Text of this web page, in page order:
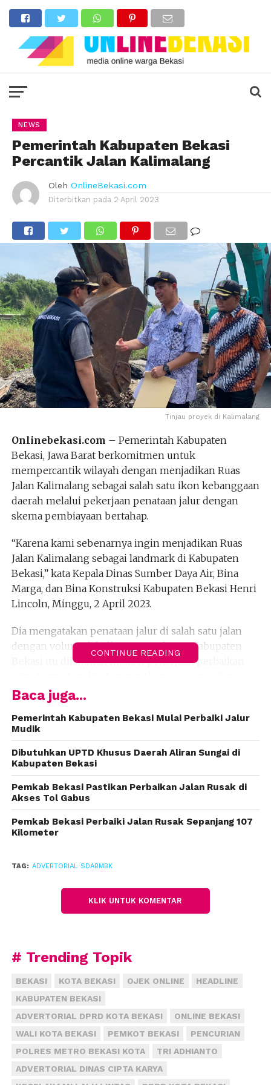
NEWS
Pemerintah Kabupaten Bekasi
Percantik Jalan Kalimalang
Oleh OnlineBekasi.com
Diterbitkan pada 2 April 2023
Tinjau proyek di Kalimalang
Onlinebekasi.com – Pemerintah Kabupaten
Bekasi, Jawa Barat berkomitmen untuk
mempercantik wilayah dengan menjadikan Ruas
Jalan Kalimalang sebagai salah satu ikon kebanggaan
daerah melalui pekerjaan penataan jalur dengan
skema pembiayaan bertahap.
“Karena kami sebenarnya ingin menjadikan Ruas
Jalan Kalimalang sebagai landmark di Kabupaten
Bekasi,” kata Kepala Dinas Sumber Daya Air, Bina
Marga, dan Bina Konstruksi Kabupaten Bekasi Henri
Lincoln, Minggu, 2 April 2023.
Dia mengatakan penataan jalur di salah satu jalan
dengan volume lalu lintas terpadat se-Kabupaten
Bekasi itu dilakukan melalui pekerjaan perbaikan
jalan, sepadan, saluran drainase, hingga ornamen
“Bertahap dimulau dengan perbaikan jalan. Yang
penting fungsinya berjalan dulu artinya ruasnya
diperbaiki dulu. Nanti kalau semua ruas sepanjang
Kalimalang sudah bisa dipertahankan, kami
lanjutkan dengan menggarap median, sepadan,
berikut ornamen,” katanya.
Dia menyebutkan Jalan Kalimalang membentang
Kota Bekasi hingga batas Kabupaten Karawang.
melakukan perbaikan di ruas sepanjang 1,8
kilometer di titik yang mengalami kerusakan paling
Perbaikan dilakukan tersebar di total empat titik
Danas sekaligus sebagai upaya meningkatkan
keamanan dan kenyamanan pengguna jalan saat
musim mudik Lebaran tahun ini.
CONTINUE READING
Baca juga...
Pemerintah Kabupaten Bekasi Mulai Perbaiki Jalur
Mudik
Dibutuhkan UPTD Khusus Daerah Aliran Sungai di
Kabupaten Bekasi
Pemkab Bekasi Pastikan Perbaikan Jalan Rusak di
Akses Tol Gabus
Pemkab Bekasi Perbaiki Jalan Rusak Sepanjang 107
Kilometer
TAG: ADVERTORIAL SDABMBK
KLIK UNTUK KOMENTAR
# Trending Topik
BEKASI KOTA BEKASI OJEK ONLINE
HEADLINE
KABUPATEN BEKASI
ADVERTORIAL DPRD KOTA BEKASI
ONLINE BEKASI
WALI KOTA BEKASI
PEMKOT BEKASI
PENCURIAN
POLRES METRO BEKASI KOTA
TRI ADHIANTO
ADVERTORIAL DINAS CIPTA KARYA